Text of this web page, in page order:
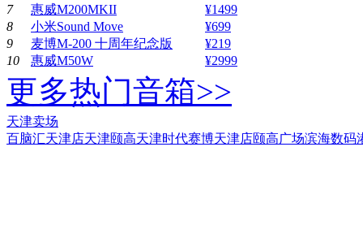
7
惠威M200MKII
¥1499
8
小米Sound Move
¥699
9
麦博M-200 十周年纪念版
¥219
10
惠威M50W ¥2999
更多热门音箱>>
天津卖场
百脑汇天津店天津颐高天津时代赛博天津店颐高广场滨海数码